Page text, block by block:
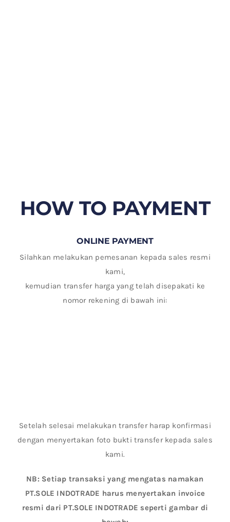
HOW TO PAYMENT
ONLINE PAYMENT
Silahkan melakukan pemesanan kepada sales resmi
kami,
kemudian transfer harga yang telah disepakati ke
nomor rekening di bawah ini:
Setelah selesai melakukan transfer harap konfirmasi
dengan menyertakan foto bukti transfer kepada sales
kami.
NB: Setiap transaksi yang mengatas namakan
PT.SOLE INDOTRADE harus menyertakan invoice
resmi dari PT.SOLE INDOTRADE seperti gambar di